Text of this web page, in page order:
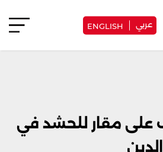
عربي ENGLISH
على مقار للحشد في